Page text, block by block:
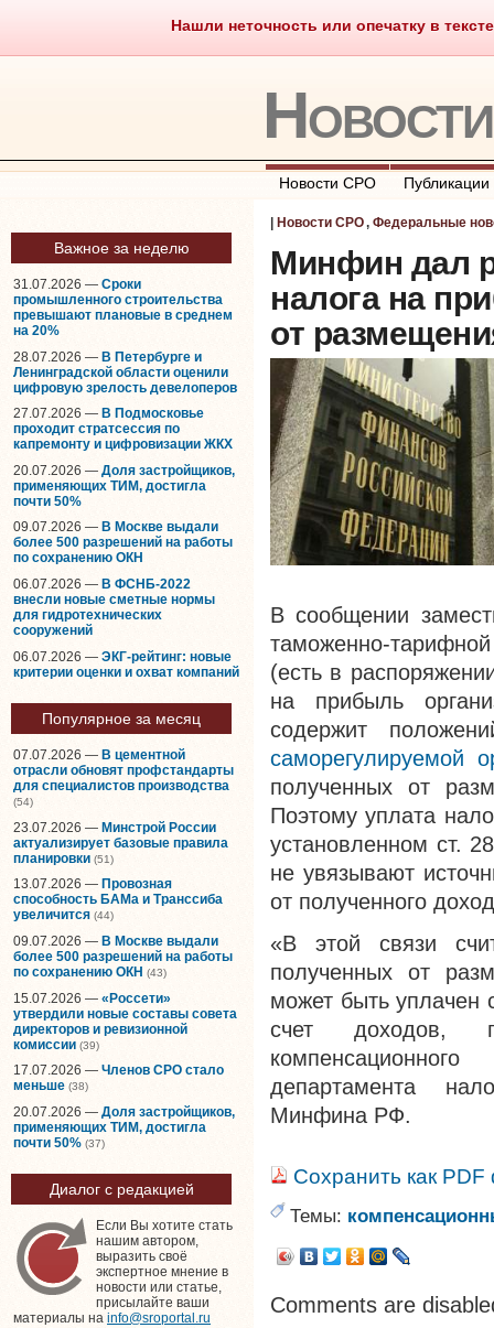
Нашли неточность или опечатку в
Саморегулирование Что
Новости СРО Публикации
Важное за неделю
31.07.2026 — Сроки
промышленного строительства
превышают плановые в среднем
на 20%
28.07.2026 — В Петербурге и
Ленинградской области оценили
цифровую зрелость девелоперов
27.07.2026 — В Подмосковье
проходит стратсессия по
капремонту и цифровизации ЖКХ
20.07.2026 — Доля застройщиков,
применяющих ТИМ, достигла
почти 50%
09.07.2026 — В Москве выдали
более 500 разрешений на работы
по сохранению ОКН
06.07.2026 — В ФСНБ-2022
внесли новые сметные нормы
для гидротехнических
сооружений
06.07.2026 — ЭКГ-рейтинг: новые
критерии оценки и охват компаний
Популярное за месяц
07.07.2026 — В цементной
отрасли обновят профстандарты
для специалистов производства
(54)
23.07.2026 — Минстрой России
актуализирует базовые правила
планировки (51)
13.07.2026 — Провозная
способность БАМа и Транссиба
увеличится (44)
09.07.2026 — В Москве выдали
более 500 разрешений на работы
по сохранению ОКН (43)
15.07.2026 — «Россети»
утвердили новые составы совета
директоров и ревизионной
комиссии (39)
17.07.2026 — Членов СРО стало
меньше (38)
20.07.2026 — Доля застройщиков,
применяющих ТИМ, достигла
почти 50% (37)
Диалог с редакцией
Если Вы хотите стать
нашим автором,
выразить своё
экспертное мнение в
новости или статье,
присылайте ваши
материалы на info@sroportal.ru
Новости СРО, Федеральные
Минфин дал
налога на
от
В сообщении
таможенно-
(есть в
на прибыль
содержит
саморегулируемой
полученных от
Поэтому уплата
установленном ст.
не увязывают
от полученного
«В этой связи
полученных от
может быть уплачен
счет доходов,
департамента
Минфина РФ.
Сохранить как
Темы:
Comments are